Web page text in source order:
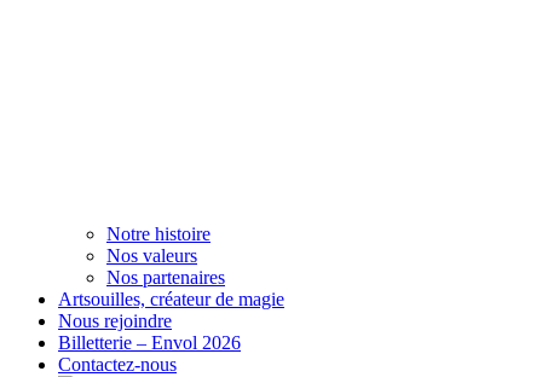
Notre histoire
Nos valeurs
Nos partenaires
Artsouilles, créateur de magie
Nous rejoindre
Billetterie – Envol 2026
Contactez-nous